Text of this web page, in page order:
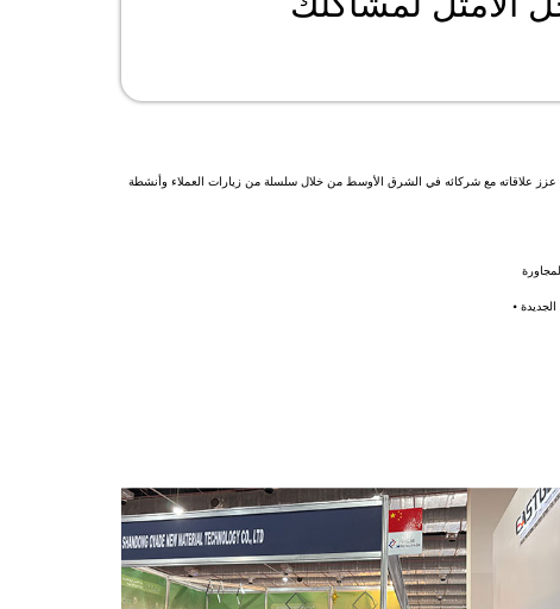
العازل عالي الأداء، كما عزز علاقاته مع شركائه في الشرق الأوسط من خلال سلسلة من زيارات العملاء وأنشطة